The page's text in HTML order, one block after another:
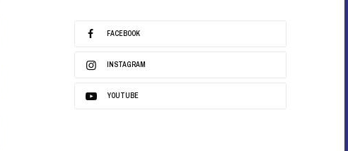
FACEBOOK
INSTAGRAM
YOUTUBE